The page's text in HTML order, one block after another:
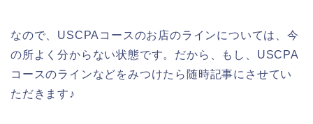
なので、USCPAコースのお店のラインについては、今
の所よく分からない状態です。だから、もし、USCPA
コースのラインなどをみつけたら随時記事にさせてい
ただきます♪